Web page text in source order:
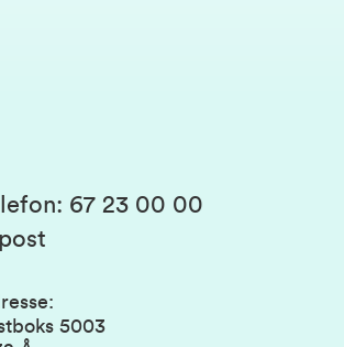
: 67 23 00 00
:
5003